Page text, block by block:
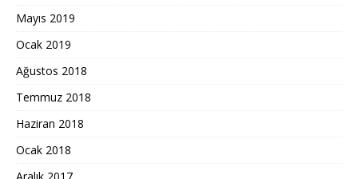
Mayıs 2019
Ocak 2019
Ağustos 2018
Temmuz 2018
Haziran 2018
Ocak 2018